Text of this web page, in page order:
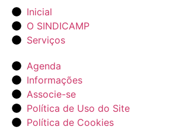
Inicial
O SINDICAMP
Serviços
Agenda
Informações
Associe-se
Política de Uso do Site
Política de Cookies